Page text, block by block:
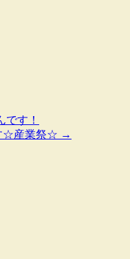
す！
☆産業祭☆ →